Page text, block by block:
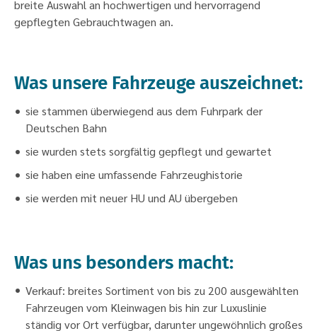
breite Auswahl an hochwertigen und hervorragend
gepflegten Gebrauchtwagen an.
Was unsere Fahrzeuge auszeichnet:
sie stammen überwiegend aus dem Fuhrpark der
Deutschen Bahn
sie wurden stets sorgfältig gepflegt und gewartet
sie haben eine umfassende Fahrzeughistorie
sie werden mit neuer HU und AU übergeben
Was uns besonders macht:
Verkauf: breites Sortiment von bis zu 200 ausgewählten
Fahrzeugen vom Kleinwagen bis hin zur Luxuslinie
ständig vor Ort verfügbar, darunter ungewöhnlich großes